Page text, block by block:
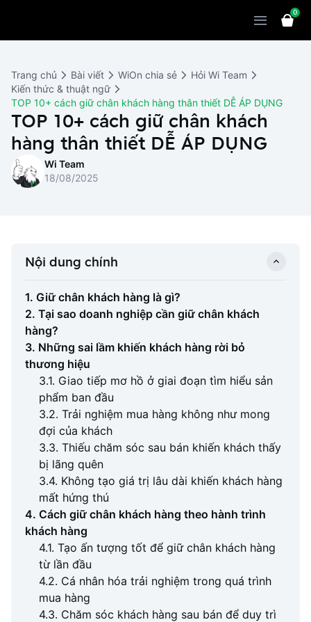
WiOn AI
WiOn Social
WiOn E-commerce
WiOn F&B
Chatbot
Marketing
CRM
Thiết kế website
Thiết bị
Bảng giá
Cùng WiOn
Báo chí
Thông báo
Wi Team
0
Trang chủ Bài viết WiOn chia sẻ
Hỏi Wi Team
Kiến thức & thuật ngữ
TOP 10+ cách giữ chân khách hàng thân thiết DỄ ÁP DỤNG
TOP 10+ cách giữ chân khách
hàng thân thiết DỄ ÁP DỤNG
Wi Team
18/08/2025
Nội dung chính
1. Giữ chân khách hàng là gì?
2. Tại sao doanh nghiệp cần giữ chân khách
hàng?
3. Những sai lầm khiến khách hàng rời bỏ
thương hiệu
3.1. Giao tiếp mơ hồ ở giai đoạn tìm hiểu sản
phẩm ban đầu
3.2. Trải nghiệm mua hàng không như mong
đợi của khách
3.3. Thiếu chăm sóc sau bán khiến khách thấy
bị lãng quên
3.4. Không tạo giá trị lâu dài khiến khách hàng
mất hứng thú
4. Cách giữ chân khách hàng theo hành trình
khách hàng
4.1. Tạo ấn tượng tốt để giữ chân khách hàng
từ lần đầu
4.2. Cá nhân hóa trải nghiệm trong quá trình
mua hàng
4.3. Chăm sóc khách hàng sau bán để duy trì